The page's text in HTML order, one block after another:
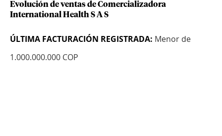
Evolución de ventas de Comercializadora
International Health S A S
ÚLTIMA FACTURACIÓN REGISTRADA: Menor de
1.000.000.000 COP